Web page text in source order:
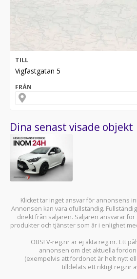
TILL
Vigfastgatan 5
FRÅN
Dina senast visade objekt
Klicket tar inget ansvar för annonsens
Annonsen kan vara ofullständig.
direkt från säljaren. Säljaren ansvarar
produkter och tjänster som är i enlighet
OBS! V-reg.nr är ej äkta reg.nr. Ett
annonsen om det aktuella
(exempelvis att fordonet är helt nytt
tilldelats ett riktigt reg.nr